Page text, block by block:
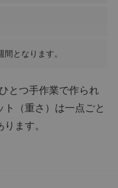
となります。
とつ手作業で作られ
（重さ）は一点ごと
ます。